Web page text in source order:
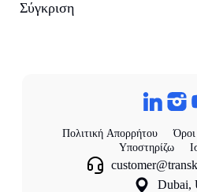
Σύγκριση
Πολιτική Απορρήτου
Υποστηρίζω
Dubai,